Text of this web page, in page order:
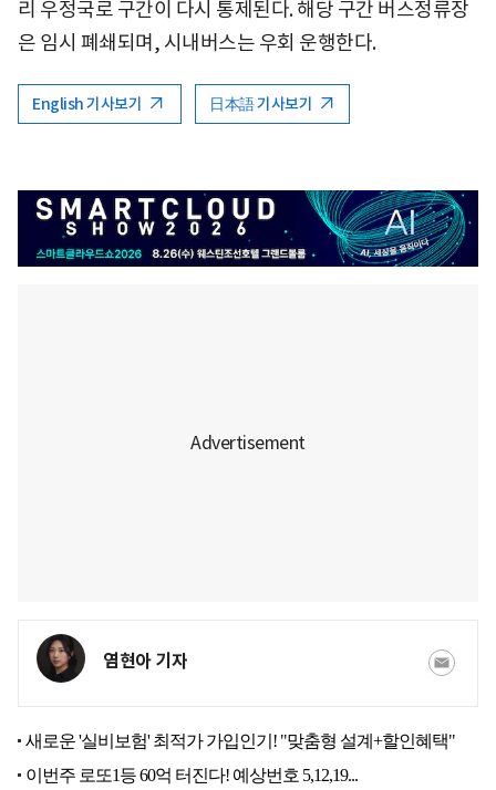
리 우정국로 구간이 다시 통제된다. 해당 구간 버스정류장
은 임시 폐쇄되며, 시내버스는 우회 운행한다.
English 기사보기 日本語 기사보기
염현아 기자